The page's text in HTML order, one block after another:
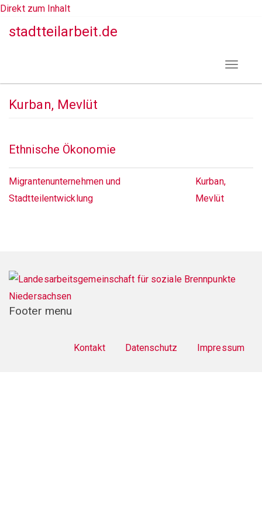
Direkt zum Inhalt
stadtteilarbeit.de
Toggle
Kurban, Mevlüt
Ethnische Ökonomie
Migrantenunternehmen und
Stadtteilentwicklung
Kurban,
Mevlüt
Footer menu
Kontakt Datenschutz Impressum